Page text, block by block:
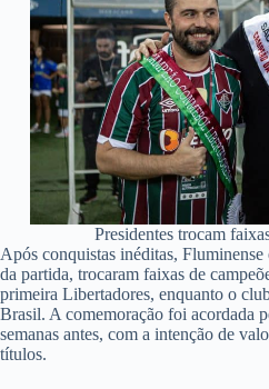
Presidentes trocam
Após conquistas inéditas,
da partida, trocaram faixas de
primeira Libertadores, enquanto o
Brasil. A comemoração foi acordada
semanas antes, com a intenção de
títulos.